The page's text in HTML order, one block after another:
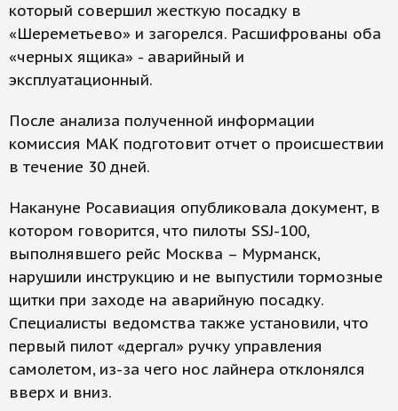
который совершил жесткую посадку в
«Шереметьево» и загорелся. Расшифрованы оба
«черных ящика» - аварийный и
эксплуатационный.
После анализа полученной информации
комиссия МАК подготовит отчет о происшествии
в течение 30 дней.
Накануне Росавиация опубликовала документ, в
котором говорится, что пилоты SSJ-100,
выполнявшего рейс Москва – Мурманск,
нарушили инструкцию и не выпустили тормозные
щитки при заходе на аварийную посадку.
Специалисты ведомства также установили, что
первый пилот «дергал» ручку управления
самолетом, из-за чего нос лайнера отклонялся
вверх и вниз.